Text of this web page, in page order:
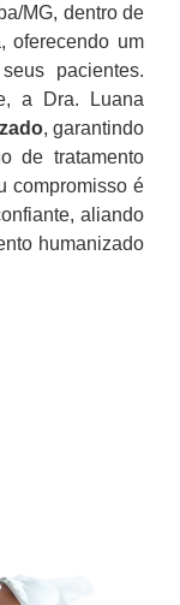
MG, dentro de
oferecendo um
pacientes.
a Dra. Luana
, garantindo
de tratamento
compromisso é
aliando
humanizado